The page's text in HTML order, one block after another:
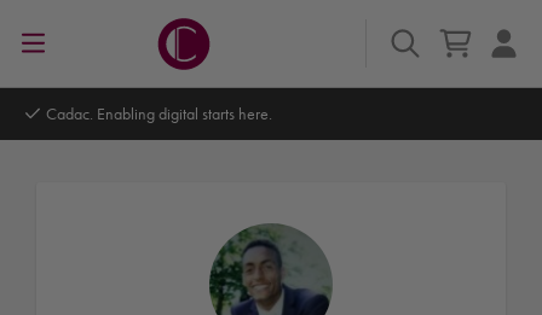
Cadac. Enabling digital starts here.